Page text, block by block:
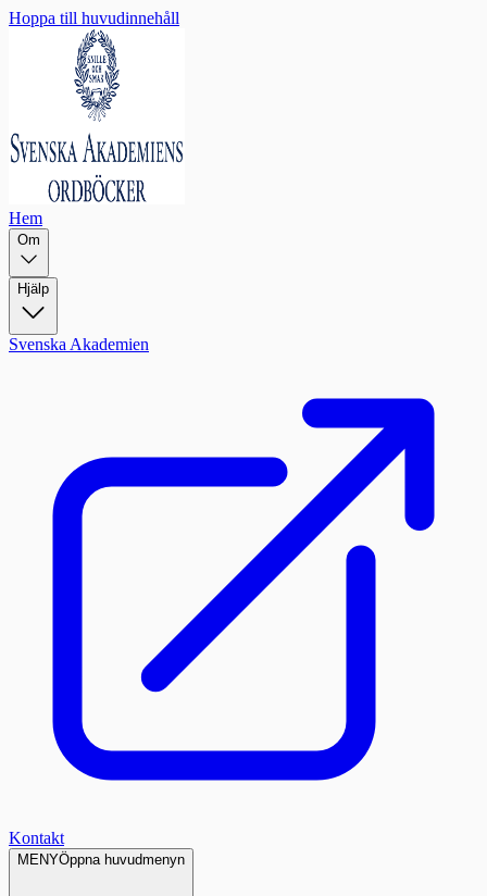
Hoppa till huvudinnehåll
Hem
Om
Hjälp
Svenska Akademien
Kontakt
MENYÖppna huvudmenyn